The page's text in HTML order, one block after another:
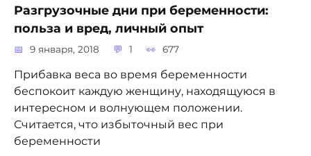
Разгрузочные дни при беременности:
польза и вред, личный опыт
9 января, 2018 1 677
Прибавка веса во время беременности
беспокоит каждую женщину, находящуюся в
интересном и волнующем положении.
Считается, что избыточный вес при
беременности